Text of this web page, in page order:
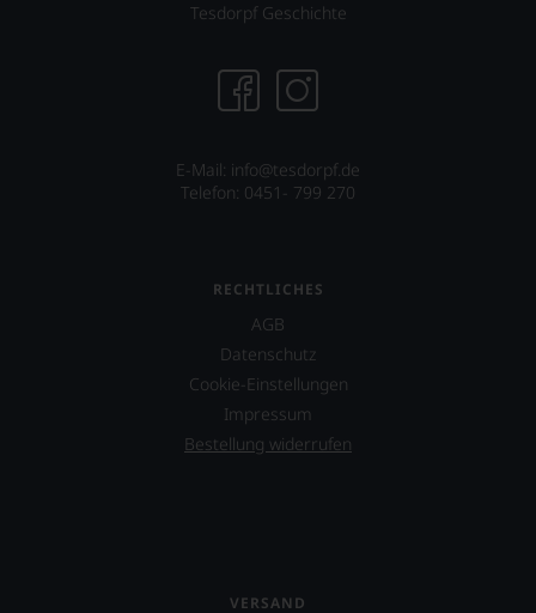
Tesdorpf Geschichte
E-Mail: info@tesdorpf.de
Telefon: 0451- 799 270
RECHTLICHES
AGB
Datenschutz
Cookie-Einstellungen
Impressum
Bestellung widerrufen
VERSAND